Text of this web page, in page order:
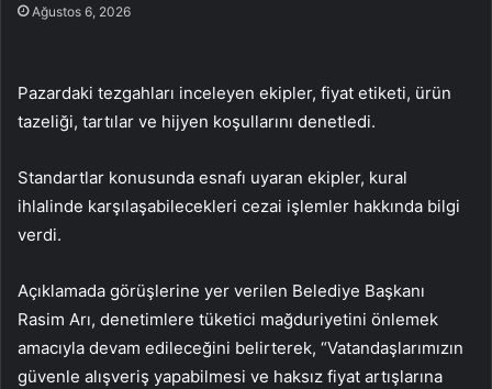
Ağustos 6, 2026
Pazardaki tezgahları inceleyen ekipler, fiyat etiketi, ürün
tazeliği, tartılar ve hijyen koşullarını denetledi.
Standartlar konusunda esnafı uyaran ekipler, kural
ihlalinde karşılaşabilecekleri cezai işlemler hakkında bilgi
verdi.
Açıklamada görüşlerine yer verilen Belediye Başkanı
Rasim Arı, denetimlere tüketici mağduriyetini önlemek
amacıyla devam edileceğini belirterek, “Vatandaşlarımızın
güvenle alışveriş yapabilmesi ve haksız fiyat artışlarına